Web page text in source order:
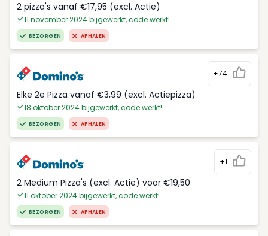
2 pizza's vanaf €17,95 (excl. Actie)
11 november 2024 bijgewerkt, code werkt!
BEZORGEN AFHALEN
+74
Elke 2e Pizza vanaf €3,99 (excl. Actiepizza)
18 oktober 2024 bijgewerkt, code werkt!
BEZORGEN AFHALEN
+1
2 Medium Pizza's (excl. Actie) voor €19,50
11 oktober 2024 bijgewerkt, code werkt!
BEZORGEN AFHALEN